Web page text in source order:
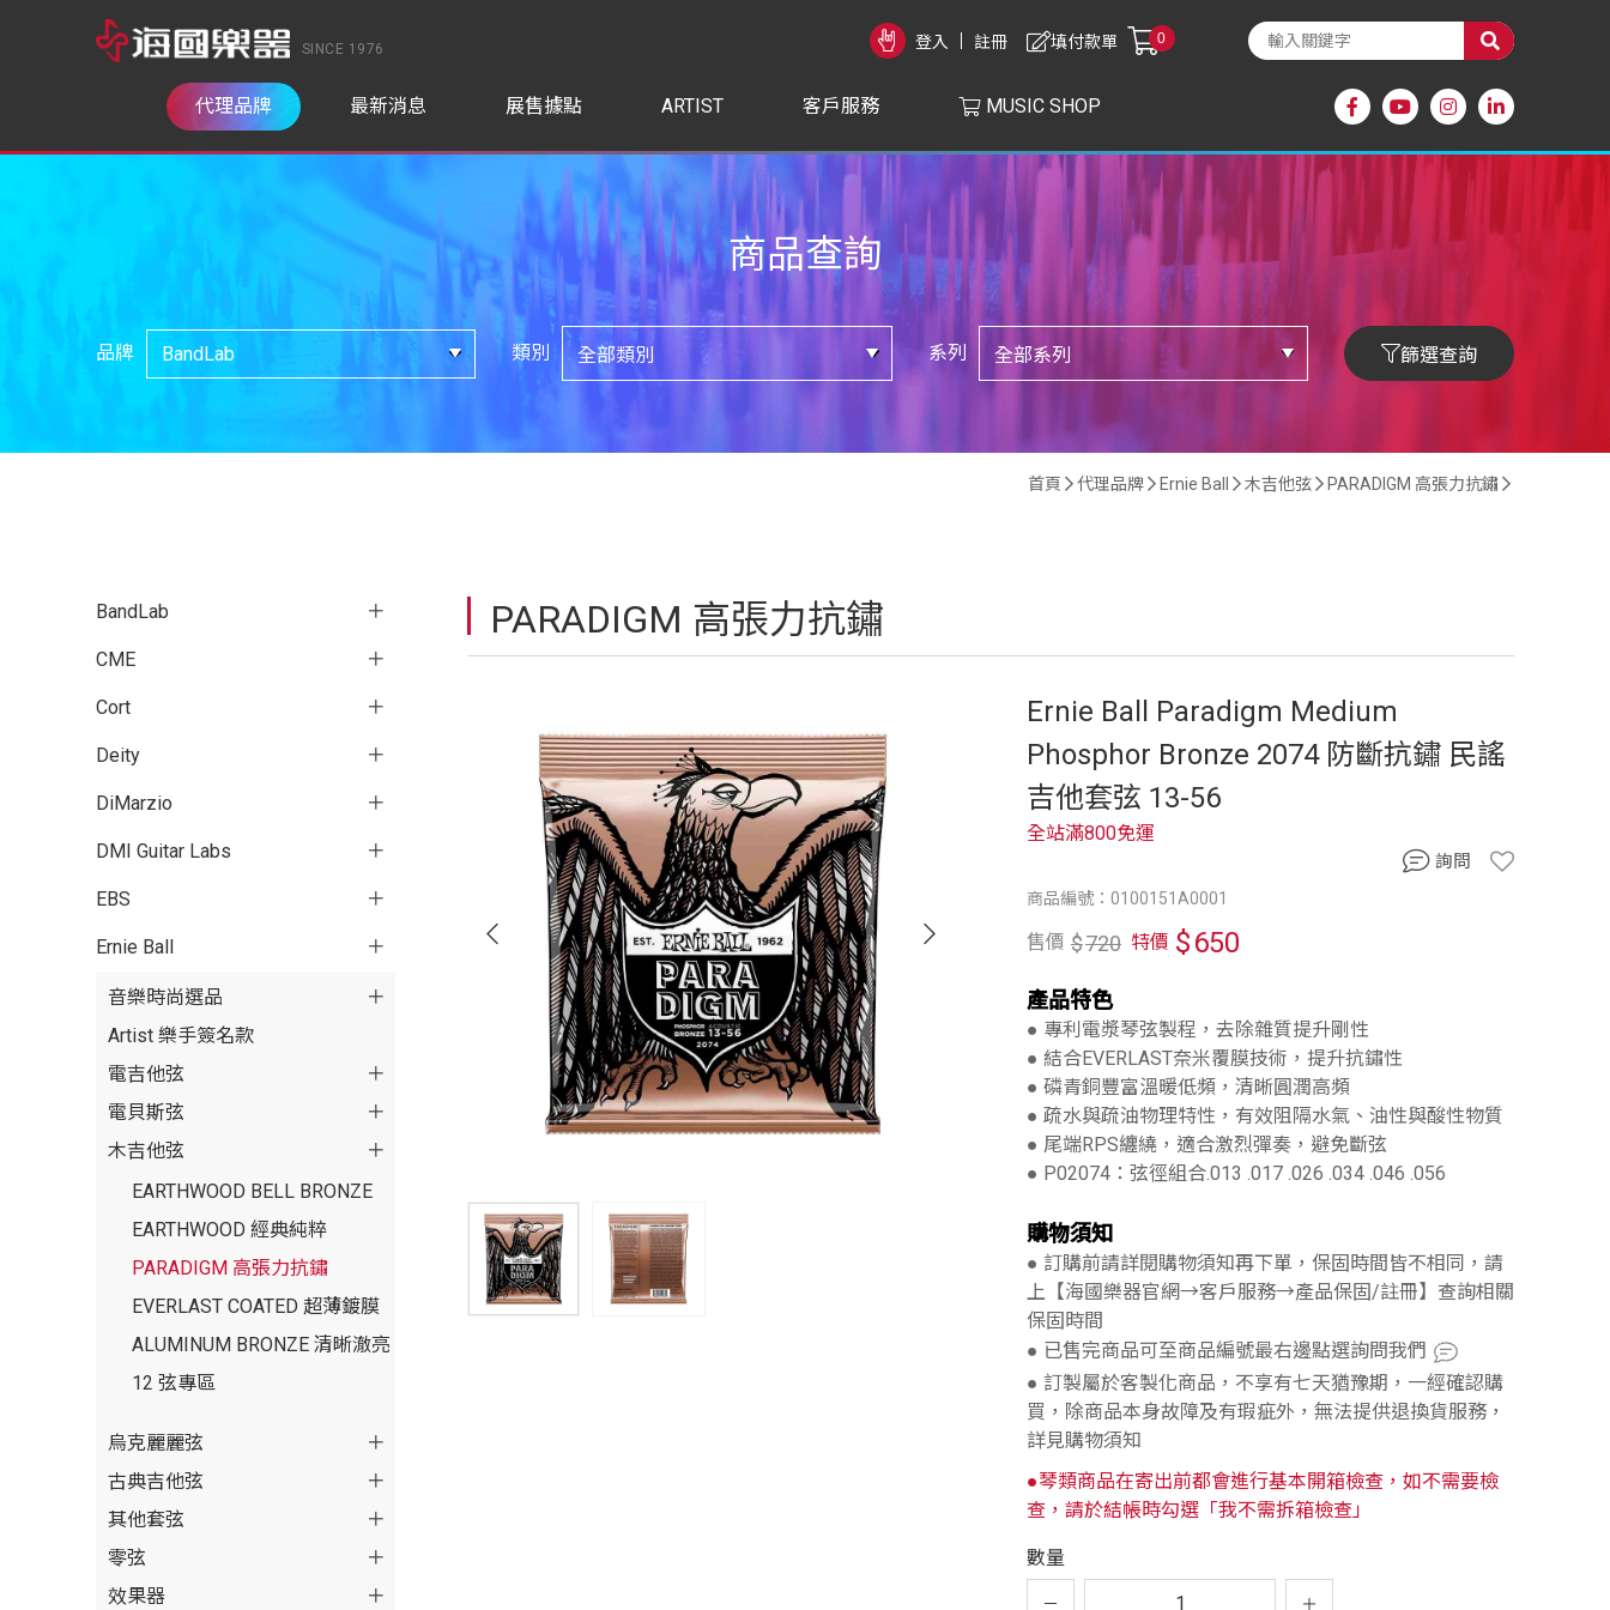
SINCE 1976 登入 註冊 0
填付款單
代理品牌 最新消息 展售據點 ARTIST 客戶服務 MUSIC SHOP
商品查詢
品牌 類別 系列 篩選查詢
首頁 代理品牌 Ernie Ball 木吉他弦 PARADIGM 高張力抗鏽
BandLab
CME
Cort
Deity
DiMarzio
DMI Guitar Labs
EBS
Ernie Ball
音樂時尚選品
Artist 樂手簽名款
電吉他弦
電貝斯弦
木吉他弦
EARTHWOOD BELL BRONZE
EARTHWOOD 經典純粹
PARADIGM 高張力抗鏽
EVERLAST COATED 超薄鍍膜
ALUMINUM BRONZE 清晰澈亮
12 弦專區
烏克麗麗弦
古典吉他弦
其他套弦
零弦
效果器
PARADIGM 高張力抗鏽
Ernie Ball Paradigm Medium
Phosphor Bronze 2074 防斷抗鏽 民謠
吉他套弦 13-56
商品編號：0100151A0001
全站滿800免運
售價 $720 特價 $650
產品特色
● 專利電漿琴弦製程，去除雜質提升剛性
● 結合EVERLAST奈米覆膜技術，提升抗鏽性
● 磷青銅豐富溫暖低頻，清晰圓潤高頻
● 疏水與疏油物理特性，有效阻隔水氣、油性與酸性物質
● 尾端RPS纏繞，適合激烈彈奏，避免斷弦
● P02074：弦徑組合.013 .017 .026 .034 .046 .056
購物須知
● 訂購前請詳閱購物須知再下單，保固時間皆不相同，請
上【海國樂器官網→客戶服務→產品保固/註冊】查詢相關
保固時間
● 已售完商品可至商品編號最右邊點選詢問我們
● 訂製屬於客製化商品，不享有七天猶豫期，一經確認購
買，除商品本身故障及有瑕疵外，無法提供退換貨服務，
詳見購物須知
●琴類商品在寄出前都會進行基本開箱檢查，如不需要檢
查，請於結帳時勾選「我不需拆箱檢查」
數量
詢問